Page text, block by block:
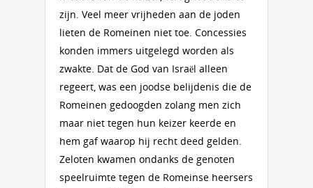
zijn. Veel meer vrijheden aan de joden
lieten de Romeinen niet toe. Concessies
konden immers uitgelegd worden als
zwakte. Dat de God van Israël alleen
regeert, was een joodse belijdenis die de
Romeinen gedoogden zolang men zich
maar niet tegen hun keizer keerde en
hem gaf waarop hij recht deed gelden.
Zeloten kwamen ondanks de genoten
speelruimte tegen de Romeinse heersers